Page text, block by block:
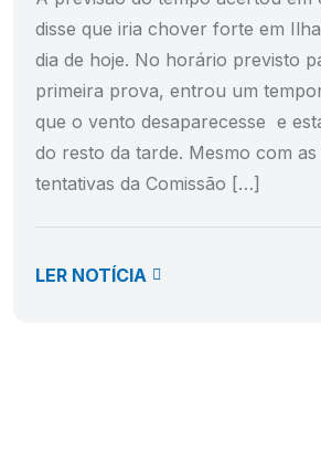
disse que iria chover forte em
dia de hoje. No horário previsto
primeira prova, entrou um
que o vento desaparecesse e
do resto da tarde. Mesmo com as
tentativas da Comissão […]
LER NOTÍCIA